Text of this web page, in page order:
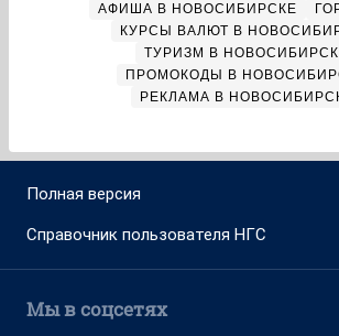
АФИША В НОВОСИБИРСКЕ
КУРСЫ ВАЛЮТ В
ТУРИЗМ В
ПРОМОКОДЫ В
РЕКЛАМА В
Полная версия
Справочник пользователя НГС
Мы в соцсетях